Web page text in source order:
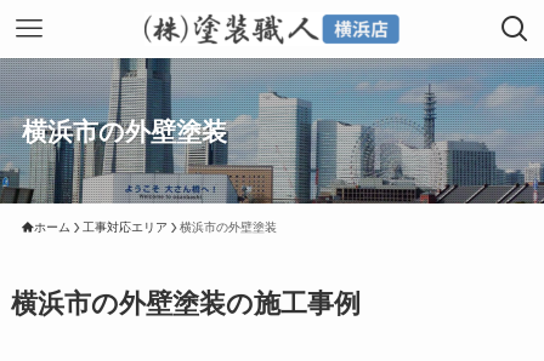
横浜市の外壁塗装
ホーム 工事対応エリア 横浜市の外壁塗装
横浜市の外壁塗装の施工事例